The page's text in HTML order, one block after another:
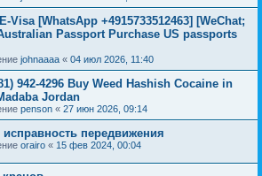
Visa [WhatsApp +4915733512463] [WeChat;
Passport Purchase US passports
johnaaaa « 04 июл 2026, 11:40
942-4296 Buy Weed Hashish Cocaine in
Jordan
penson « 27 июн 2026, 09:14
исправность передвижения
orairo « 15 фев 2024, 00:04